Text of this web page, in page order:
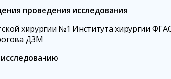
проведения исследования
хирургии №1 Института хирургии
ДЗМ